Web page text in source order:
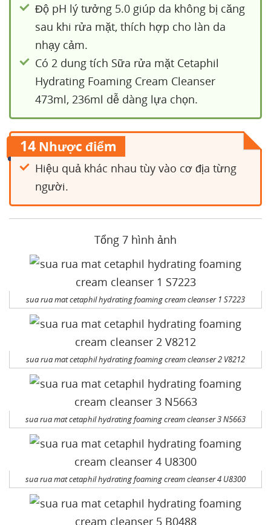
Độ pH lý tưởng 5.0 giúp da không bị căng
sau khi rửa mặt, thích hợp cho làn da
nhạy cảm.
Có 2 dung tích Sữa rửa mặt Cetaphil
Hydrating Foaming Cream Cleanser
473ml, 236ml dễ dàng lựa chọn.
14 Nhược điểm
Hiệu quả khác nhau tùy vào cơ địa từng
người.
Tổng 7 hình ảnh
sua rua mat cetaphil hydrating foaming cream cleanser 1 S7223
sua rua mat cetaphil hydrating foaming cream cleanser 2 V8212
sua rua mat cetaphil hydrating foaming cream cleanser 3 N5663
sua rua mat cetaphil hydrating foaming cream cleanser 4 U8300